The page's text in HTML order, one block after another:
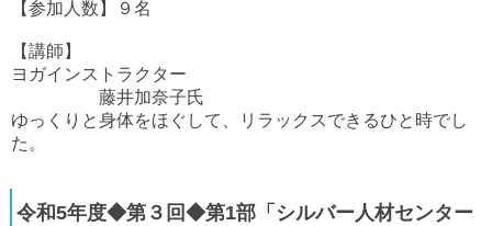
【参加人数】９名
【講師】
ヨガインストラクター
藤井加奈子氏
ゆっくりと身体をほぐして、リラックスできるひと時でし
た。
令和5年度◆第３回◆第1部「シルバー人材センター